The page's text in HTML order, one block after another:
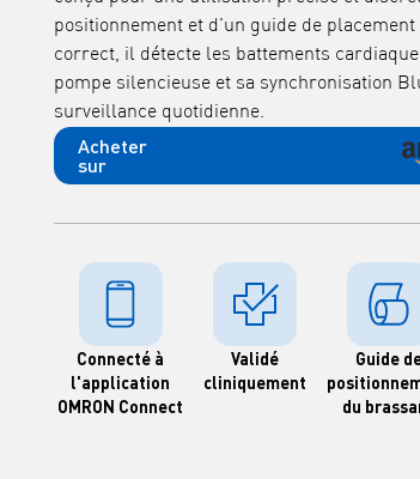
positionnement et d'un guide de
correct, il détecte les battements
pompe silencieuse et sa synchronisation
surveillance quotidienne.
Acheter
sur
Connecté à
l'application
OMRON Connect
Validé
cliniquement
Guide
du